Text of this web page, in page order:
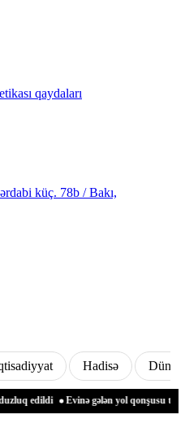
qaydaları
küç. 78b / Bakı,
Hadisə Dünya
Evinə gələn yol qonşusu tərəfindən